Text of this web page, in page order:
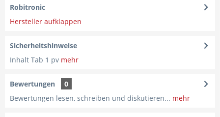
Robitronic
Hersteller aufklappen
Sicherheitshinweise
Inhalt Tab 1 pv mehr
Bewertungen
0
Bewertungen lesen, schreiben und diskutieren... mehr